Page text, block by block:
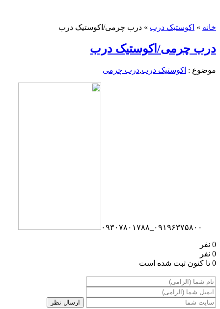
خانه » اکوستیک درب » درب چرمی/اکوستیک درب
درب چرمی/اکوستیک درب
موضوع : اکوستیک درب,درب چرمی
۰۹۱۹۶۳۷۵۸۰۰_۰۹۳۰۷۸۰۱۷۸۸
0 نفر
0 نفر
0 تا کنون ثبت شده است